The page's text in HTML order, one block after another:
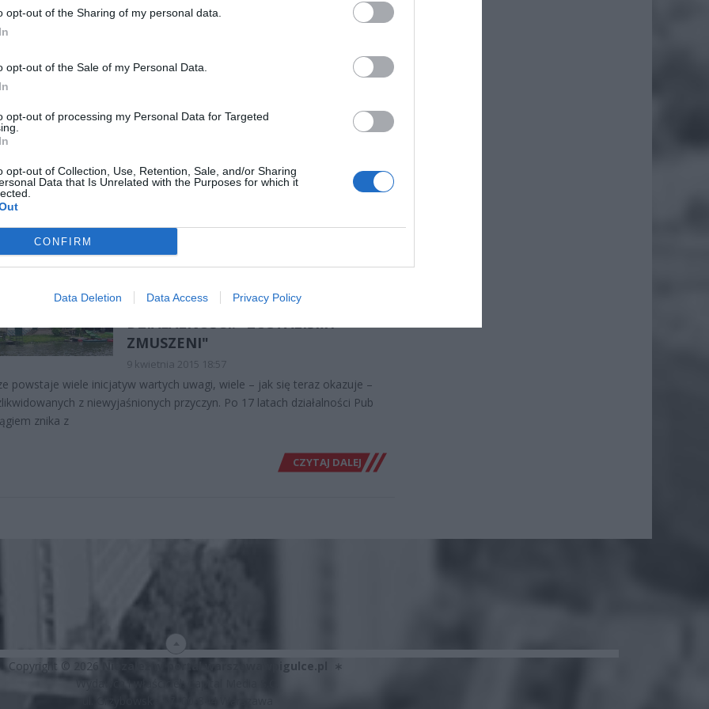
opt-out of the Sharing of my personal data.
opt-out of the Sale of my Personal Data.
opt-out of processing my Personal Data for Targeted
opt-out of Collection, Use, Retention, Sale, and/or Sharing
Data that Is Unrelated with the Purposes for which it
CONFIRM
Data Deletion Data Access Privacy Policy
OŚWIADCZENIE WŁADZ DZIELNICY W
SPRAWIE PUBU POD PSTRĄGIEM.
13 kwietnia 2015 09:56
Praga Południe od dawna milczał w prawie zamkniecie Pubu pod
prasowego Urzędu Dzielnicy. Pan rzecznik
ZAMKNIĘTY PO 17 LATACH
DZIAŁALNOŚCI. "ZOSTALIŚMY
ZMUSZENI"
9 kwietnia 2015 18:57
powstaje wiele inicjatyw wartych uwagi, wiele – jak się teraz okazuje –
z niewyjaśnionych przyczyn. Po 17 latach działalności Pub
znika z
CZYTAJ DALEJ
Copyright © 2026 Niezależny portal warszawawpigulce.pl
∗
Wydawca i właściciel: Capital Media S.C.